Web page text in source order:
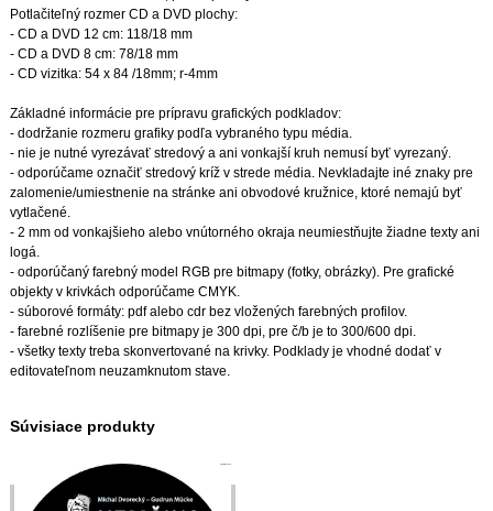
Potlačiteľný rozmer CD a DVD plochy:
- CD a DVD 12 cm: 118/18 mm
- CD a DVD 8 cm: 78/18 mm
- CD vizitka: 54 x 84 /18mm; r-4mm
Základné informácie pre prípravu grafických podkladov:
- dodržanie rozmeru grafiky podľa vybraného typu média.
- nie je nutné vyrezávať stredový a ani vonkajší kruh nemusí byť vyrezaný.
- odporúčame označiť stredový kríž v strede média. Nevkladajte iné znaky pre
zalomenie/umiestnenie na stránke ani obvodové kružnice, ktoré nemajú byť
vytlačené.
- 2 mm od vonkajšieho alebo vnútorného okraja neumiestňujte žiadne texty ani
logá.
- odporúčaný farebný model RGB pre bitmapy (fotky, obrázky). Pre grafické
objekty v krivkách odporúčame CMYK.
- súborové formáty: pdf alebo cdr bez vložených farebných profilov.
- farebné rozlíšenie pre bitmapy je 300 dpi, pre č/b je to 300/600 dpi.
- všetky texty treba skonvertované na krivky. Podklady je vhodné dodať v
editovateľnom neuzamknutom stave.
Súvisiace produkty